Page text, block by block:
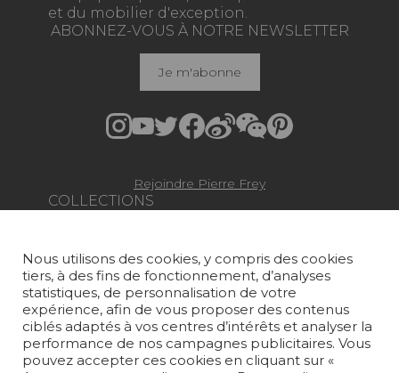
et du mobilier d'exception.
COLLECTIONS
PAPIERS PEINTS
TAPIS ET MOQUETTES
MOBILIER
PROJETS
ABONNEZ-VOUS À NOTRE NEWSLETTER
Je m'abonne
Rejoindre Pierre Frey
Nous utilisons des cookies, y compris des cookies
tiers, à des fins de fonctionnement, d’analyses
statistiques, de personnalisation de votre
expérience, afin de vous proposer des contenus
ciblés adaptés à vos centres d’intérêts et analyser la
performance de nos campagnes publicitaires. Vous
pouvez accepter ces cookies en cliquant sur «